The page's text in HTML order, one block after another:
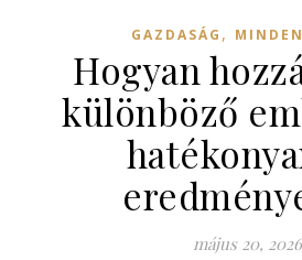
GAZDASÁG ,
Hogyan
különböző
május 20, 2026